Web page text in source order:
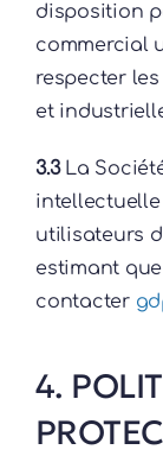
disposition
commercial
respecter
et
3.3La
intellectuelle
utilisateurs
estimant
contacter
4.